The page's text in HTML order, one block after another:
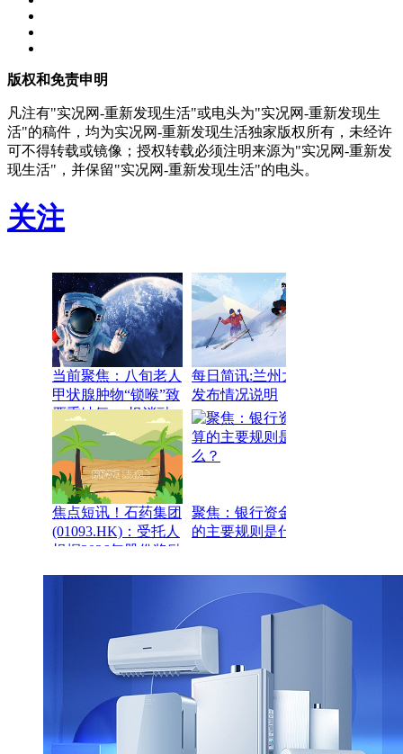
版权和免责申明
凡注有"实况网-重新发现生活"或电头为"实况网-重新发现生
活"的稿件，均为实况网-重新发现生活独家版权所有，未经许
可不得转载或镜像；授权转载必须注明来源为"实况网-重新发
现生活"，并保留"实况网-重新发现生活"的电头。
关注
当前聚焦：八旬老人
甲状腺肿物“锁喉”致
严重缺氧 一根消融
针“解压”转危为安
每日简讯:兰州大学
发布情况说明
焦点短讯！石药集团
(01093.HK)：受托人
根据2026年股份奖励
聚焦：银行资金结算
的主要规则是什么？